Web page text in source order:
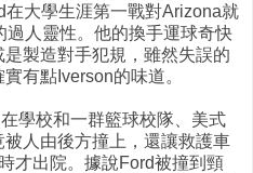
大學生涯第一戰對Arizona就
人靈性。他的換手運球奇快
製造對手犯規，雖然失誤的
有點Iverson的味道。
學校和一群籃球校隊、美式
人由後方撞上，還讓救護車
才出院。據說Ford被撞到頸